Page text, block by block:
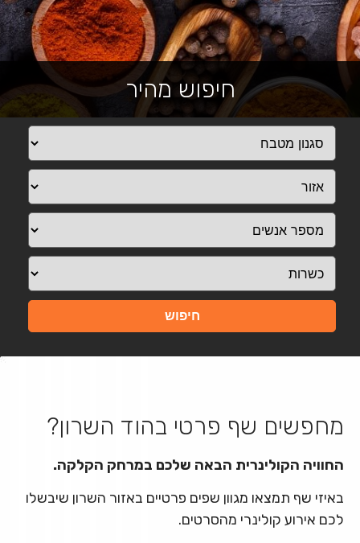
חיפוש מהיר
חיפוש
מחפשים שף פרטי בהוד השרון?
החוויה הקולינרית הבאה שלכם במרחק הקלקה.
באיזי שף תמצאו מגוון שפים פרטיים באזור השרון שיבשלו
לכם אירוע קולינרי מהסרטים.